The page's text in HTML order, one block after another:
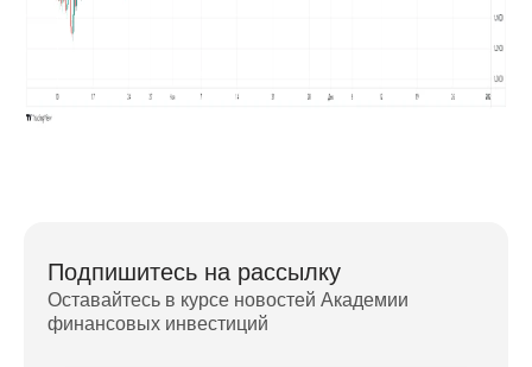
Подпишитесь на рассылку
Оставайтесь в курсе новостей Академии
финансовых инвестиций